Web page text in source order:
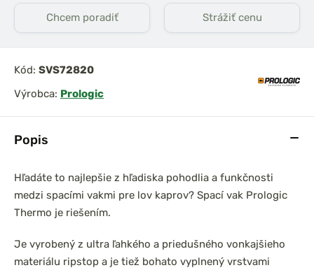
Popis
Hľadáte to najlepšie z hľadiska pohodlia a funkčnosti
medzi spacími vakmi pre lov kaprov? Spací vak Prologic
Thermo je riešením.
Je vyrobený z ultra ľahkého a priedušného vonkajšieho
materiálu ripstop a je tiež bohato vyplnený vrstvami
Chcem poradiť Strážiť cenu
Kód: SVS72820
Výrobca: Prologic